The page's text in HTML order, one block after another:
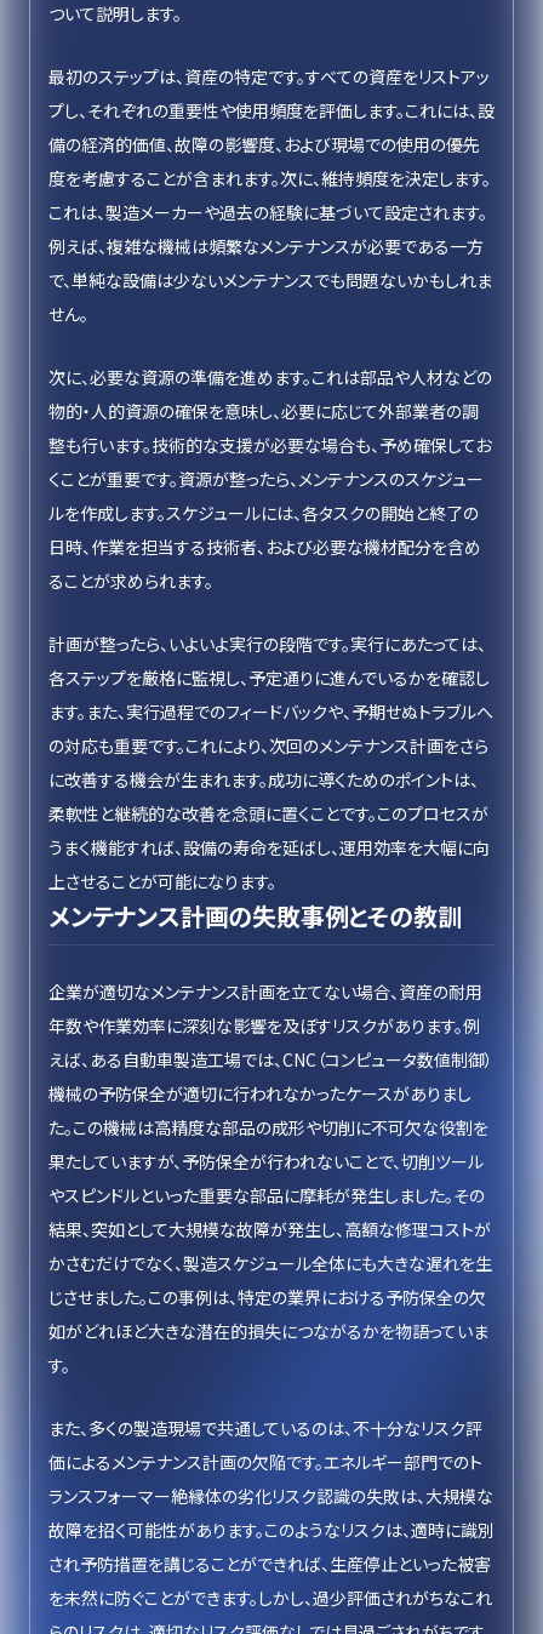
ついて説明します。
最初のステップは、資産の特定です。すべての資産をリストアッ
プし、それぞれの重要性や使用頻度を評価します。これには、設
備の経済的価値、故障の影響度、および現場での使用の優先
度を考慮することが含まれます。次に、維持頻度を決定します。
これは、製造メーカーや過去の経験に基づいて設定されます。
例えば、複雑な機械は頻繁なメンテナンスが必要である一方
で、単純な設備は少ないメンテナンスでも問題ないかもしれま
せん。
次に、必要な資源の準備を進めます。これは部品や人材などの
物的・人的資源の確保を意味し、必要に応じて外部業者の調
整も行います。技術的な支援が必要な場合も、予め確保してお
くことが重要です。資源が整ったら、メンテナンスのスケジュー
ルを作成します。スケジュールには、各タスクの開始と終了の
日時、作業を担当する技術者、および必要な機材配分を含め
ることが求められます。
計画が整ったら、いよいよ実行の段階です。実行にあたっては、
各ステップを厳格に監視し、予定通りに進んでいるかを確認し
ます。また、実行過程でのフィードバックや、予期せぬトラブルへ
の対応も重要です。これにより、次回のメンテナンス計画をさら
に改善する機会が生まれます。成功に導くためのポイントは、
柔軟性と継続的な改善を念頭に置くことです。このプロセスが
うまく機能すれば、設備の寿命を延ばし、運用効率を大幅に向
上させることが可能になります。
メンテナンス計画の失敗事例とその教訓
企業が適切なメンテナンス計画を立てない場合、資産の耐用
年数や作業効率に深刻な影響を及ぼすリスクがあります。例
えば、ある自動車製造工場では、CNC（コンピュータ数値制御）
機械の予防保全が適切に行われなかったケースがありまし
た。この機械は高精度な部品の成形や切削に不可欠な役割を
果たしていますが、予防保全が行われないことで、切削ツール
やスピンドルといった重要な部品に摩耗が発生しました。その
結果、突如として大規模な故障が発生し、高額な修理コストが
かさむだけでなく、製造スケジュール全体にも大きな遅れを生
じさせました。この事例は、特定の業界における予防保全の欠
如がどれほど大きな潜在的損失につながるかを物語っていま
す。
また、多くの製造現場で共通しているのは、不十分なリスク評
価によるメンテナンス計画の欠陥です。エネルギー部門でのト
ランスフォーマー絶縁体の劣化リスク認識の失敗は、大規模な
故障を招く可能性があります。このようなリスクは、適時に識別
され予防措置を講じることができれば、生産停止といった被害
を未然に防ぐことができます。しかし、過少評価されがちなこれ